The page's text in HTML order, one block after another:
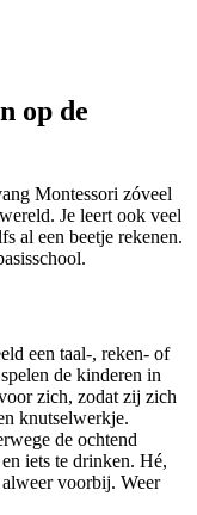
op de
Montessori zóveel
Je leert ook veel
al een beetje rekenen.
een taal-, reken- of
de kinderen in
zich, zodat zij zich
knutselwerkje.
de ochtend
iets te drinken. Hé,
voorbij. Weer